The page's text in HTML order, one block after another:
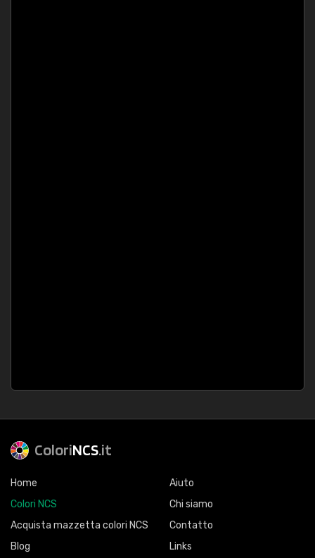
ColoriNCS.it
Home
Colori NCS
Acquista mazzetta colori NCS
Blog
Aiuto
Chi siamo
Contatto
Links